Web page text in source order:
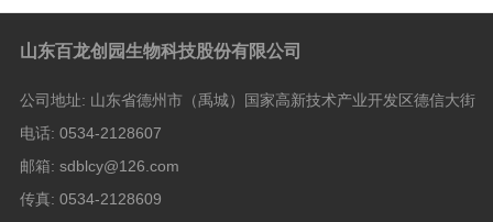
≤—8.0 8.0 水分 W/%1132.0 还原糖（以葡
≤0.10.10.1比旋光度 αm（20℃，
酸盐（以SO4计）/(mg/kg) ≤100100100氯
山东百龙创园生物科技股份有限公司
公司地址: 山东省德州市（禹城）国家高新技术产业开发区德信大街
电话: 0534-2128607
邮箱: sdblcy@126.com
传真: 0534-2128609